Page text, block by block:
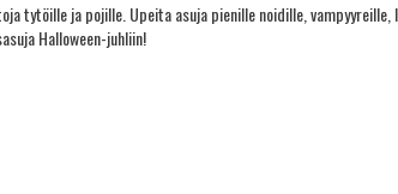
tytöille ja pojille. Upeita asuja pienille noidille,
Halloween-juhliin!